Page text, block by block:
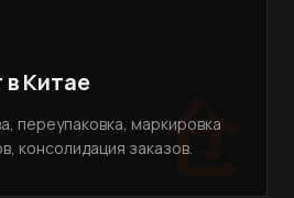
Китае
переупаковка, маркировка
консолидация заказов.
仓